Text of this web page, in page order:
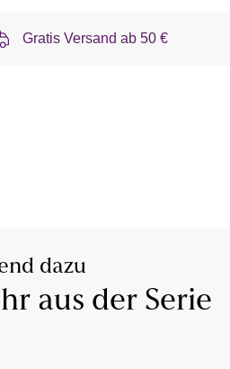
Gratis Versand ab 50 €
dazu
aus der Serie